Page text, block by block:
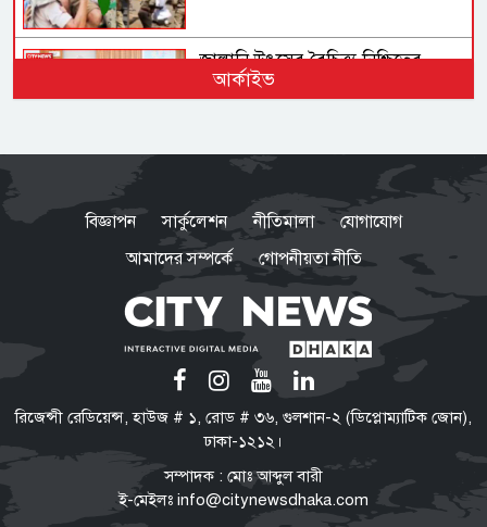
জ্বালানি উৎসের বৈচিত্র্য নিশ্চিতের
তাগিদ প্রধানমন্ত্রীর
প্রধানমন্ত্রী
জুলাই আন্দোলনে পলককে ইন্টারনেট
‘স্লো’ করার নির্দেশ দেন ওবায়দুল
কাদের
জরুরি নিয়োগ বিজ্ঞপ্তি
বেসরকারি প্রতিষ্ঠানের মালিকের বাসা
ও অফিসের জন্য দক্ষ শেফ নিয়োগ
আর্কাইভ
বিজ্ঞাপন সার্কুলেশন নীতিমালা
যোগাযোগ
আমাদের সম্পর্কে
গোপনীয়তা নীতি
রিজেন্সী রেডিয়েন্স, হাউজ # ১, রোড # ৩৬, গুলশান-২ (ডিপ্লোম্যাটিক জোন),
ঢাকা-১২১২।
সম্পাদক : মোঃ আব্দুল বারী
ই-মেইলঃ info@citynewsdhaka.com